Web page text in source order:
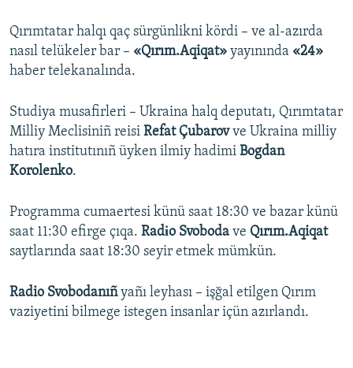
Qırımtatar halqı qaç sürgünlikni kördi – ve al-azırda
nasıl telükeler bar – «Qırım.Aqiqat» yayınında «24»
haber telekanalında.
Studiya musafirleri – Ukraina halq deputatı, Qırımtatar
Milliy Meclisiniñ reisi Refat Çubarovve Ukraina milliy
hatıra institutınıñ üyken ilmiy hadimi Bogdan
Korolenko.
Programma cumaertesi künü saat 18:30 ve bazar künü
saat 11:30 efirge çıqa. Radіo Svoboda ve Qırım.Aqiqat
saytlarında saat 18:30 seyir etmek mümkün.
Radio Svobodanıñyañı leyhası – işğal etilgen Qırım
vaziyetini bilmege istegen insanlar içün azırlandı.